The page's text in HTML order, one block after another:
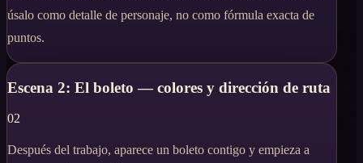
úsalo como detalle de personaje, no como fórmula exacta de
puntos.
Escena 2: El boleto — colores y dirección de ruta
02
Después del trabajo, aparece un boleto contigo y empieza a